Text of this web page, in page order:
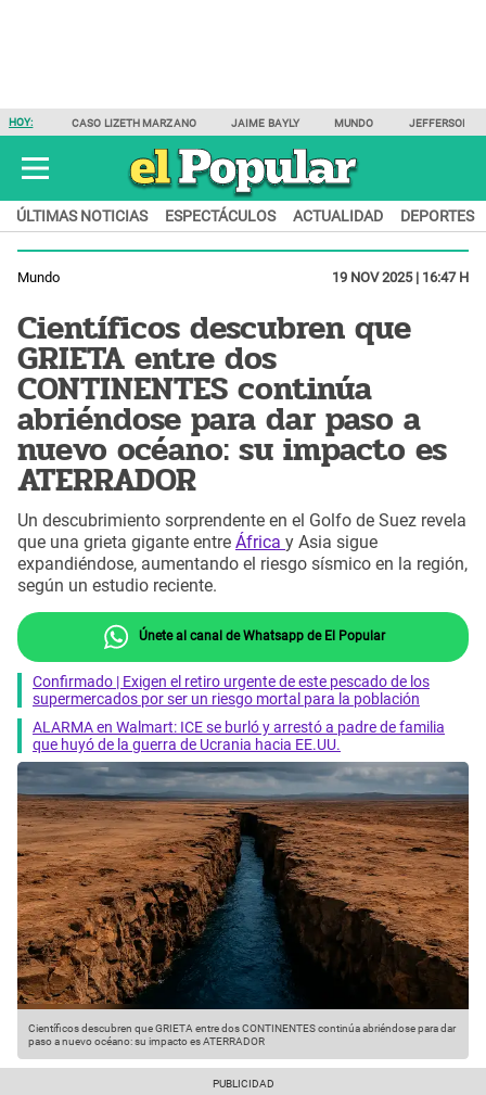
HOY: CASO LIZETH MARZANO JAIME BAYLY MUNDO JEFFERSON
ÚLTIMAS NOTICIAS ESPECTÁCULOS ACTUALIDAD DEPORTES
Mundo 19 NOV 2025 | 16:47 H
Científicos descubren que
GRIETA entre dos
CONTINENTES continúa
abriéndose para dar paso a
nuevo océano: su impacto es
ATERRADOR
Un descubrimiento sorprendente en el Golfo de Suez revela
que una grieta gigante entre África y Asia sigue
expandiéndose, aumentando el riesgo sísmico en la región,
según un estudio reciente.
Únete al canal de Whatsapp de El Popular
Confirmado | Exigen el retiro urgente de este pescado de los
supermercados por ser un riesgo mortal para la población
ALARMA en Walmart: ICE se burló y arrestó a padre de familia
que huyó de la guerra de Ucrania hacia EE.UU.
Científicos descubren que GRIETA entre dos CONTINENTES continúa abriéndose para dar
paso a nuevo océano: su impacto es ATERRADOR